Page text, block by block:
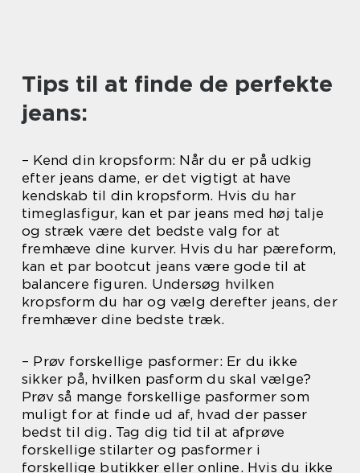
Tips til at finde de perfekte
jeans:
– Kend din kropsform: Når du er på udkig
efter jeans dame, er det vigtigt at have
kendskab til din kropsform. Hvis du har
timeglasfigur, kan et par jeans med høj talje
og stræk være det bedste valg for at
fremhæve dine kurver. Hvis du har pæreform,
kan et par bootcut jeans være gode til at
balancere figuren. Undersøg hvilken
kropsform du har og vælg derefter jeans, der
fremhæver dine bedste træk.
– Prøv forskellige pasformer: Er du ikke
sikker på, hvilken pasform du skal vælge?
Prøv så mange forskellige pasformer som
muligt for at finde ud af, hvad der passer
bedst til dig. Tag dig tid til at afprøve
forskellige stilarter og pasformer i
forskellige butikker eller online. Hvis du ikke